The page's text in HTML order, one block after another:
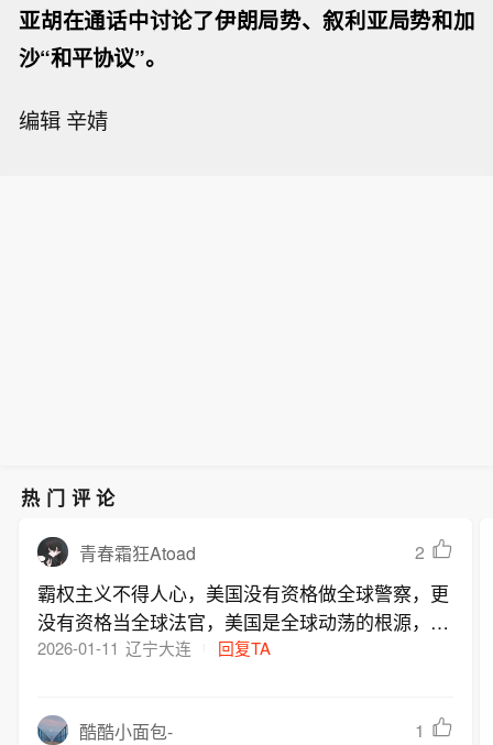
亚胡在通话中讨论了伊朗局势、叙利亚局势和加
沙“和平协议”。
编辑 辛婧
热门评论
青春霜狂Atoad 2
霸权主义不得人心，美国没有资格做全球警察，更
没有资格当全球法官，美国是全球动荡的根源，破
坏世界和平的主要元凶
2026-01-11 辽宁大连 回复TA
酷酷小面包- 1